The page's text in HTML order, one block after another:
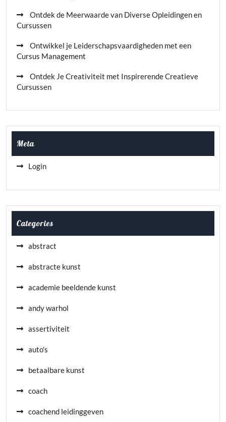
Ontdek de Meerwaarde van Diverse Opleidingen en
Cursussen
Ontwikkel je Leiderschapsvaardigheden met een
Cursus Management
Ontdek Je Creativiteit met Inspirerende Creatieve
Cursussen
Meta
Login
Categories
abstract
abstracte kunst
academie beeldende kunst
andy warhol
assertiviteit
auto's
betaalbare kunst
coach
coachend leidinggeven